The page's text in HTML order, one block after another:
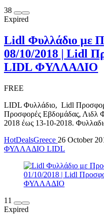
38
Expired
Lidl Φυλλάδιο με
08/10/2018 | Lidl
LIDL ΦΥΛΛΑΔΙΟ
FREE
LIDL Φυλλάδιο, Lidl
Προσφορές Εβδομάδας, Λιδλ
2018 έως 13-10-2018.
HotDealsGreece 26 October
ΦΥΛΛΑΔΙΟ LIDL
11
Expired